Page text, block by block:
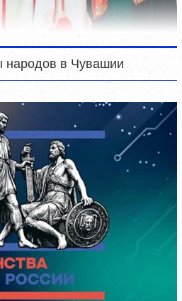
народов в Чувашии